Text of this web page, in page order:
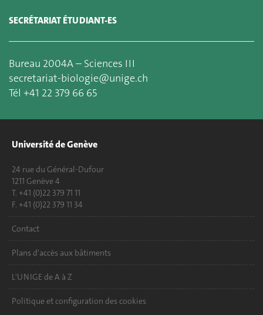
SECRÉTARIAT ÉTUDIANT-ES
Bureau 2004A – Sciences III
secretariat-biologie@unige.ch
Tél +41 22 379 66 65
Université de Genève
24 rue du Général-Dufour
1211 Genève 4
T. +41 (0)22 379 71 11
F. +41 (0)22 379 11 34
Contact
Plans d'accès aux bâtiments
L'UNIGE de A à Z
Politique et configuration des cookies